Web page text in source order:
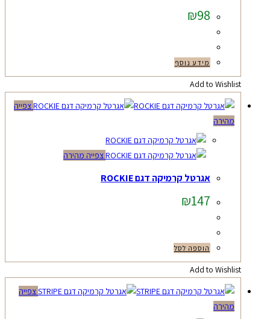
₪98
מידע נוסף
Add to Wishlist
צפייה
מהירה
צפייה מהירה
אגרטל קרמיקה דגם ROCKIE
₪147
הוספה לסל
Add to Wishlist
צפייה
מהירה